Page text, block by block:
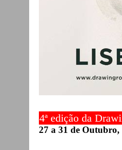
4ª edição da
27 a 31 de Outubro,